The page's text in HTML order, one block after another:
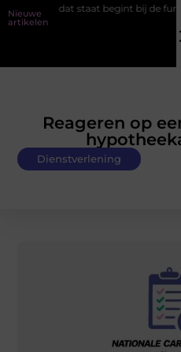
Nieuwe
artikelen
staat begint bij de fundering
Reageren op
Dienstverlening